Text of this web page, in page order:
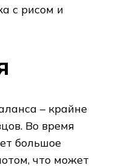
с рисом и
– крайне
Во время
большое
что может